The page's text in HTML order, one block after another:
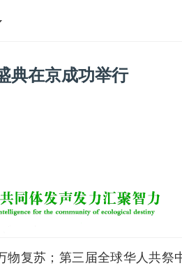
典在京成功举行
复苏；第三届全球华人共祭